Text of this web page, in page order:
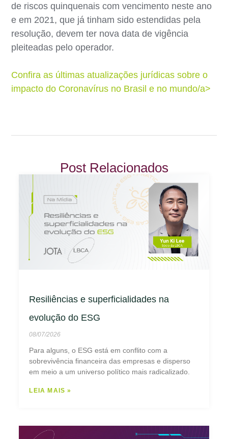
de riscos quinquenais com vencimento neste ano
e em 2021, que já tinham sido estendidas pela
resolução, devem ter nova data de vigência
pleiteadas pelo operador.
Confira as últimas atualizações jurídicas sobre o
impacto do Coronavírus no Brasil e no mundo/a>
Post Relacionados
Resiliências e superficialidades na
evolução do ESG
08/07/2026
Para alguns, o ESG está em conflito com a
sobrevivência financeira das empresas e disperso
em meio a um universo político mais radicalizado.
LEIA MAIS »